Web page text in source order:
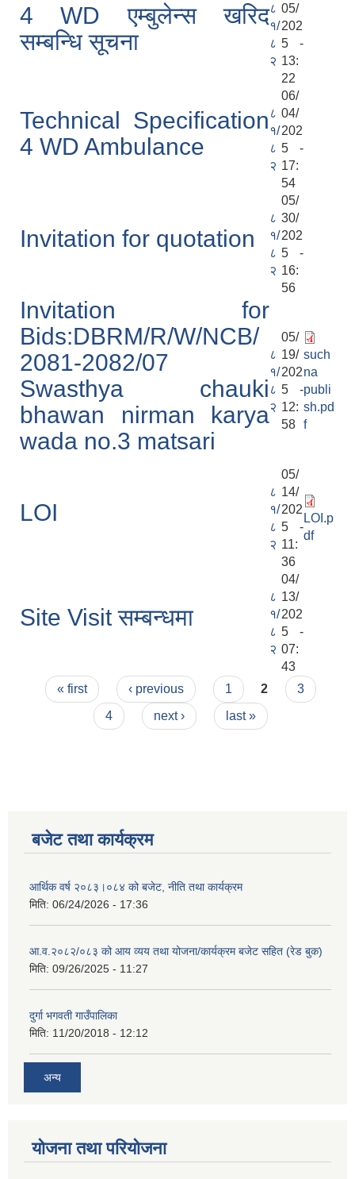
4 WD एम्बुलेन्स खरिद
सम्बन्धि सूचना
८
१/
८
२
05/
202
5 -
13:
22
Technical Specification
4 WD Ambulance
८
१/
८
२
06/
04/
202
5 -
17:
54
Invitation for quotation
८
१/
८
२
05/
30/
202
5 -
16:
56
Invitation for
Bids:DBRM/R/W/NCB/
2081-2082/07
Swasthya chauki
bhawan nirman karya
wada no.3 matsari
८
१/
८
२
05/
19/
202
5 -
12:
58
such
na
publi
sh.pd
f
LOI
८
१/
८
२
05/
14/
202
5 -
11:
36
LOI.p
df
Site Visit सम्बन्धमा
८
१/
८
२
04/
13/
202
5 -
07:
43
Pages
« first ‹ previous 1 2
3
4
next › last »
बजेट तथा कार्यक्रम
आर्थिक वर्ष २०८३।०८४ को बजेट, नीति तथा कार्यक्रम
मिति: 06/24/2026 - 17:36
आ.व.२०८२/०८३ को आय व्यय तथा योजना/कार्यक्रम बजेट सहित (रेड बुक)
मिति: 09/26/2025 - 11:27
दुर्गा भगवती गाउँपालिका
मिति: 11/20/2018 - 12:12
अन्य
योजना तथा परियोजना